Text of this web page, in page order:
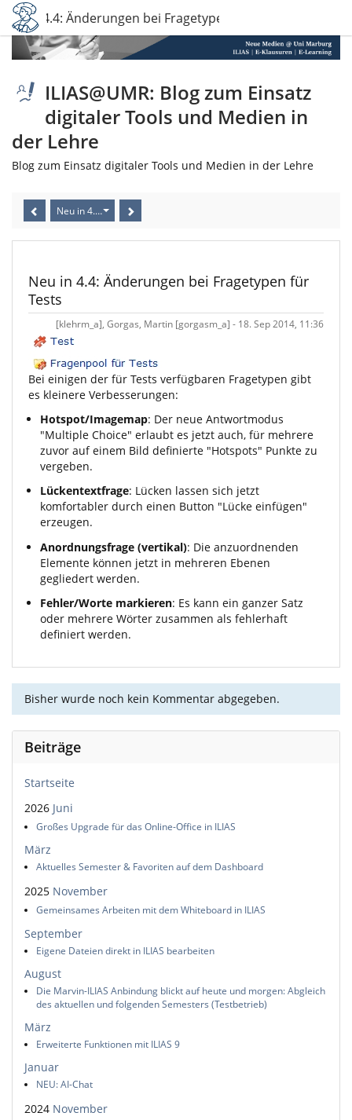
Neu in 4.4: Änderungen bei Fragetypen für Tests
ILIAS@UMR: Blog zum Einsatz
digitaler Tools und Medien in
der Lehre
Blog zum Einsatz digitaler Tools und Medien in der Lehre
Neu in 4.4: Änderungen bei Fragetypen für Tests
Neu in 4.4: Änderungen bei Fragetypen für
Tests
[klehrm_a], Gorgas, Martin [gorgasm_a] - 18. Sep 2014, 11:36
Bei einigen der für Tests verfügbaren Fragetypen gibt
es kleinere Verbesserungen:
Hotspot/Imagemap: Der neue Antwortmodus
"Multiple Choice" erlaubt es jetzt auch, für mehrere
zuvor auf einem Bild definierte "Hotspots" Punkte zu
vergeben.
Lückentextfrage: Lücken lassen sich jetzt
komfortabler durch einen Button "Lücke einfügen"
erzeugen.
Anordnungsfrage (vertikal): Die anzuordnenden
Elemente können jetzt in mehreren Ebenen
gegliedert werden.
Fehler/Worte markieren: Es kann ein ganzer Satz
oder mehrere Wörter zusammen als fehlerhaft
definiert werden.
Bisher wurde noch kein Kommentar abgegeben.
Beiträge
Startseite
2026 Juni
Großes Upgrade für das Online-Office in ILIAS
März
Aktuelles Semester & Favoriten auf dem Dashboard
2025 November
Gemeinsames Arbeiten mit dem Whiteboard in ILIAS
September
Eigene Dateien direkt in ILIAS bearbeiten
August
Die Marvin-ILIAS Anbindung blickt auf heute und morgen: Abgleich
des aktuellen und folgenden Semesters (Testbetrieb)
März
Erweiterte Funktionen mit ILIAS 9
Januar
NEU: AI-Chat
2024 November